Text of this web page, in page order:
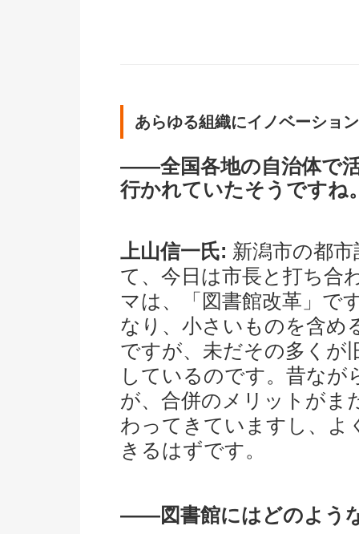
あらゆる組織にイノベーショ
――全国各地の自治体で
行かれていたそうですね
上山信一氏: 新潟市の都
て、今日は市長と打ち合
マは、「図書館改革」で
なり、小さいものを含め
ですが、未だその多くが
しているのです。昔な
が、合併のメリットがま
わってきていますし、よ
きるはずです。
――図書館にはどのよう